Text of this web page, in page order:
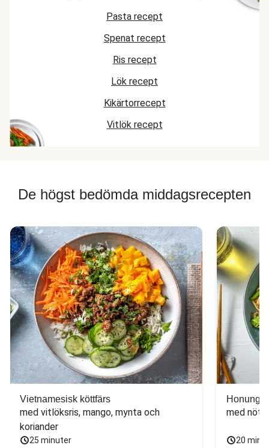
Pasta recept
Spenat recept
Ris recept
Lök recept
Kikärtorrecept
Vitlök recept
De högst bedömda middagsrecepten
Vietnamesisk köttfärs
med vitlöksris, mango, mynta och
koriander
25 minuter
med
20